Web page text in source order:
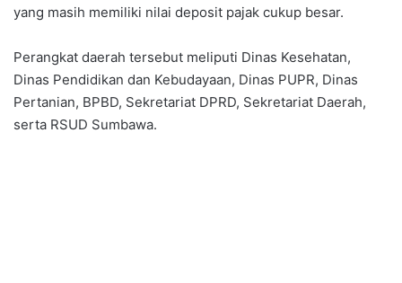
yang masih memiliki nilai deposit pajak cukup besar.
Perangkat daerah tersebut meliputi Dinas Kesehatan,
Dinas Pendidikan dan Kebudayaan, Dinas PUPR, Dinas
Pertanian, BPBD, Sekretariat DPRD, Sekretariat Daerah,
serta RSUD Sumbawa.